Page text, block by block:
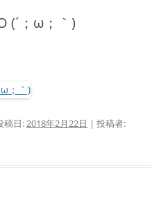
ス
(´；ω；｀)
稿日:2018年2月22日 | 投稿者: